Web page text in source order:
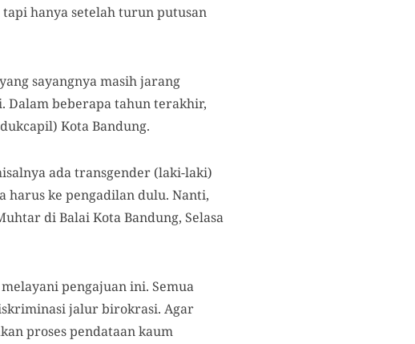
hanya setelah turun putusan
sayangnya masih jarang
Dalam beberapa tahun terakhir,
Kota Bandung.
ada transgender (laki-laki)
harus ke pengadilan dulu. Nanti,
di Balai Kota Bandung, Selasa
pengajuan ini. Semua
jalur birokrasi. Agar
proses pendataan kaum